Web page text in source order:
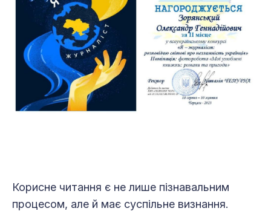
Корисне читання є не лише пізнавальним
процесом, але й має суспільне визнання.